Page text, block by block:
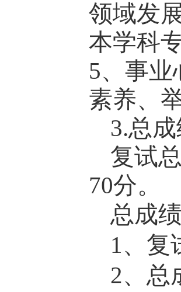
领域发
本学科
5、事
素养、
3.总
复试
70分。
总成
1、复
2、总